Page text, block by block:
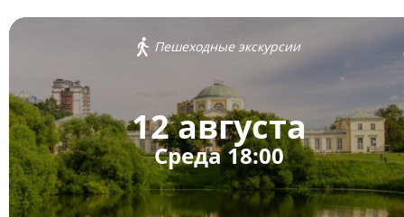
Пешеходные экскурсии
12 августа
Среда 18:00